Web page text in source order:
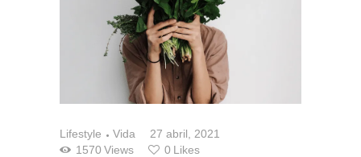
Lifestyle Vida
27 abril, 2021
1570 Views 0 Likes